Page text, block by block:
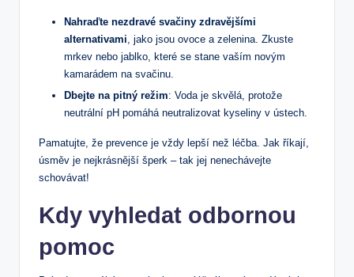
Nahraďte nezdravé svačiny zdravějšími
alternativami, jako jsou ovoce a zelenina. Zkuste
mrkev nebo jablko, které se stane vaším novým
kamarádem na svačinu.
Dbejte na pitný režim: Voda je skvělá, protože
neutrální pH pomáhá neutralizovat kyseliny v ústech.
Pamatujte, že prevence je vždy lepší než léčba. Jak říkají,
úsměv je nejkrásnější šperk – tak jej nenechávejte
schovávat!
Kdy vyhledat odbornou
pomoc